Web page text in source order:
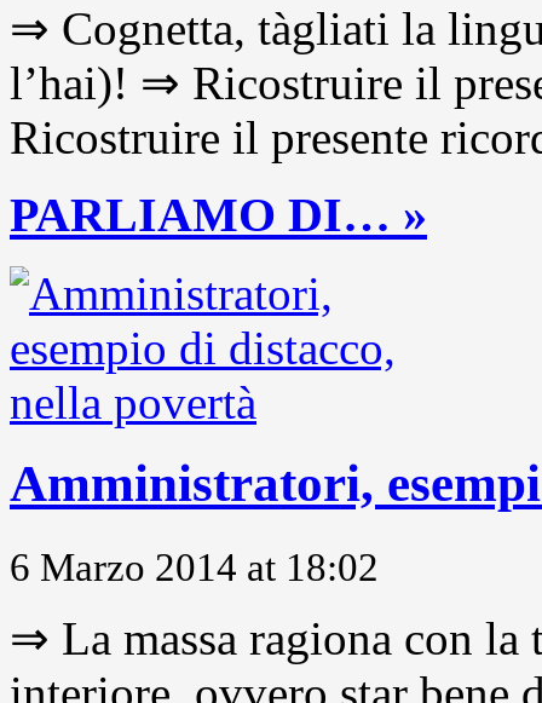
⇒ Cognetta, tàgliati la
l’hai)! ⇒ Ricostruire il
Ricostruire il presente
PARLIAMO DI… »
Amministratori,
6 Marzo 2014 at 18:02
⇒ La massa ragiona con